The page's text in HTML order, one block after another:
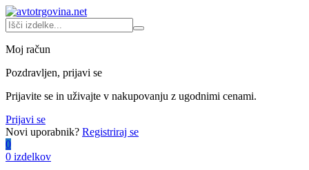
Moj račun
Pozdravljen, prijavi se
Prijavite se in uživajte v nakupovanju z ugodnimi cenami.
Prijavi se
Novi uporabnik? Registriraj se
0
0 izdelkov